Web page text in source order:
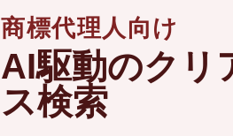
商標代理人向け
AI駆動のクリ
ス検索